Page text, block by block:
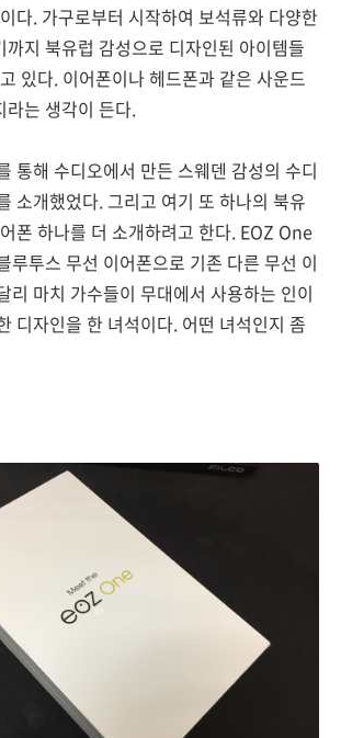
다. 가구로부터 시작하여 보석류와 다양한
까지 북유럽 감성으로 디자인된 아이템들
있다. 이어폰이나 헤드폰과 같은 사운드
라는 생각이 든다.
통해 수디오에서 만든 스웨덴 감성의 수디
소개했었다. 그리고 여기 또 하나의 북유
폰 하나를 더 소개하려고 한다. EOZ One
루투스 무선 이어폰으로 기존 다른 무선 이
리 마치 가수들이 무대에서 사용하는 인이
디자인을 한 녀석이다. 어떤 녀석인지 좀